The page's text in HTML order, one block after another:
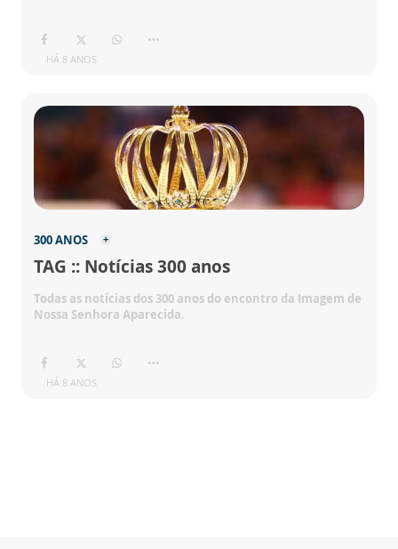
HÁ 8 ANOS
300 ANOS
TAG :: Notícias 300 anos
Todas as notícias dos 300 anos do encontro da Imagem de
Nossa Senhora Aparecida.
HÁ 8 ANOS